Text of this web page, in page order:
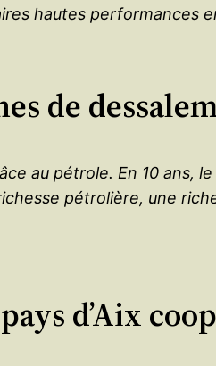
hautes performances
de
au pétrole. En 10
pétrolière, une
d’Aix